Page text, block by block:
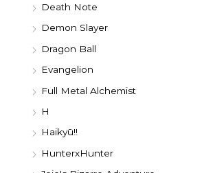
Death Note
Demon Slayer
Dragon Ball
Evangelion
Full Metal Alchemist
H
Haikyū!!
HunterxHunter